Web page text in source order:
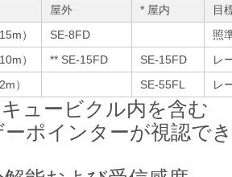
屋外 * 屋内
目
）
SE-8FD
照
）
** SE-15FD SE-15FD
レ
）
SE-55FL レ
ュービクル内を含む
ポインターが視認で